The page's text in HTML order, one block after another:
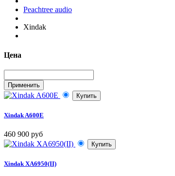
Peachtree audio
Xindak
Цена
Купить
Xindak A600E
460 900 руб
Купить
Xindak XA6950(II)